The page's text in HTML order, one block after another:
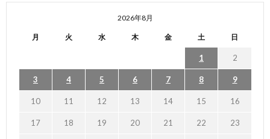
2026年8月
月 火 水 木 金 土 日
1 2
3 4 5 6 7 8 9
10 11 12 13 14 15 16
17 18 19 20 21 22 23